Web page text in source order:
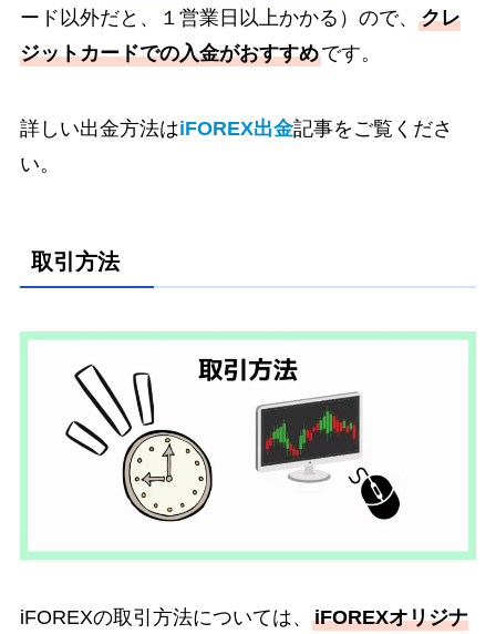
ード以外だと、１営業日以上かかる）ので、 クレ
ジットカードでの入金がおすすめです。
詳しい出金方法はiFOREX出金記事をご覧くださ
い。
取引方法
iFOREXの取引方法については、 iFOREXオリジナ